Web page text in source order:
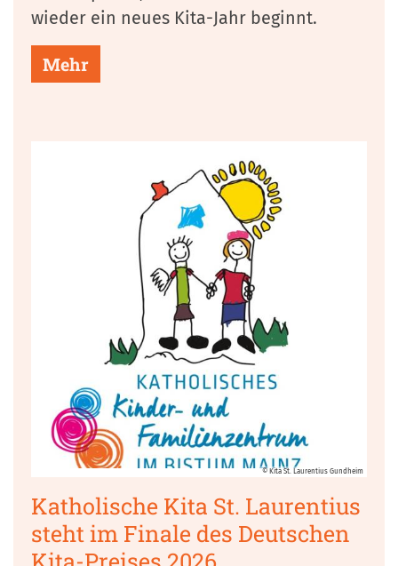
wieder ein neues Kita-Jahr beginnt.
Mehr
© Kita St. Laurentius Gundheim
Katholische Kita St. Laurentius
steht im Finale des Deutschen